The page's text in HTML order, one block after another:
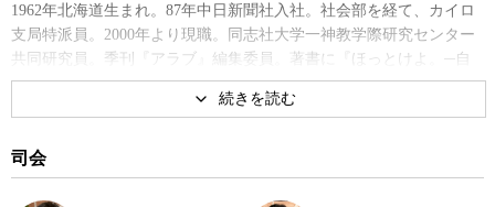
1962年北海道生まれ。87年中日新聞社入社。社会部を経て、カイロ
支局特派員。2000年より現職。同志社大学一神教学際研究センター
共同研究員。季刊『アラブ』編集委員。著書に『ほっとけよ。─自
己決定が世界を変える』、『中東民衆革命の真実——エジプト現地
著書
司会